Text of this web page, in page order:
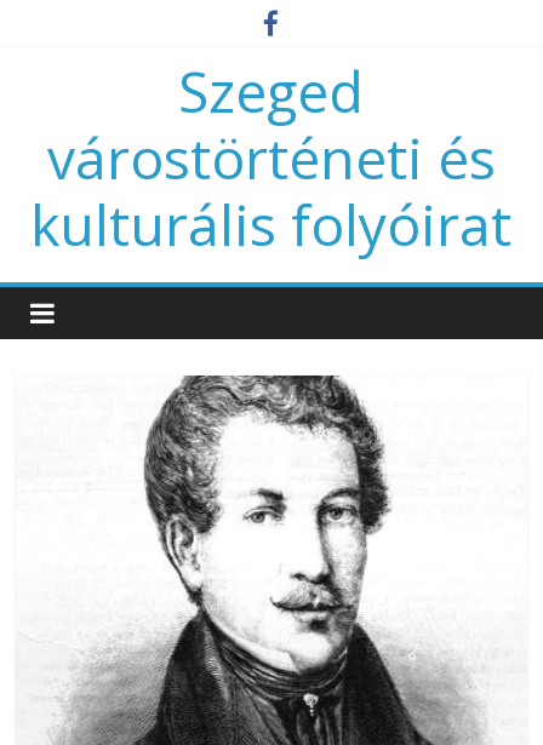
Szeged
várostörténeti és
kulturális folyóirat